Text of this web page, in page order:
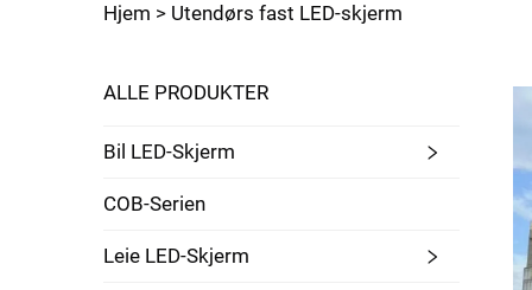
Hjem > Utendørs fast LED-skjerm
ALLE PRODUKTER
Bil LED-Skjerm
COB-Serien
Leie LED-Skjerm